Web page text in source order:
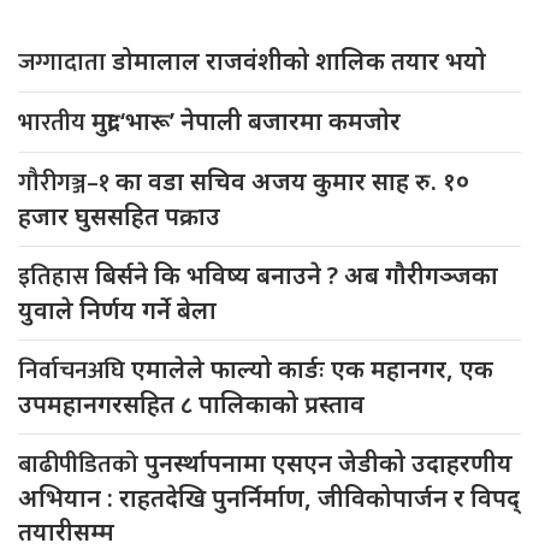
जग्गादाताडोमालाल राजवंशीको शालिक तयार भयो
भारतीयमुद्रा ‘भारू’ नेपाली बजारमा कमजाेर
गौरीगञ्ज–१का वडा सचिव अजय कुमार साह रु. १०
हजार घुससहित पक्राउ
इतिहासबिर्सने कि भविष्य बनाउने ? अब गौरीगञ्जका
युवाले निर्णय गर्ने बेला
निर्वाचनअघिएमालेले फाल्यो कार्डः एक महानगर, एक
उपमहानगरसहित ८ पालिकाको प्रस्ताव
बाढीपीडितकोपुनर्स्थापनामा एसएन जेडीको उदाहरणीय
अभियान : राहतदेखि पुनर्निर्माण, जीविकोपार्जन र विपद्
तयारीसम्म